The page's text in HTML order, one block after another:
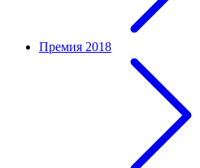
Премия 2018